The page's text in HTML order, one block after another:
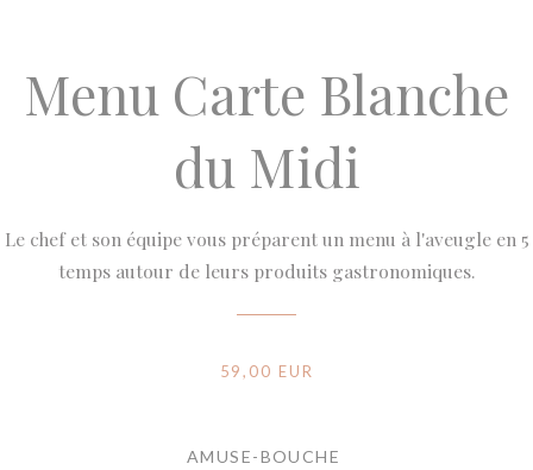
Menu Carte Blanche
du Midi
Le chef et son équipe vous préparent un menu à l'aveugle en 5
temps autour de leurs produits gastronomiques.
59,00 EUR
AMUSE-BOUCHE